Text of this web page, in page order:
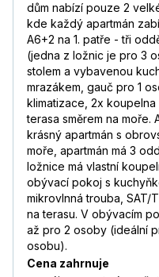
dům nabízí pouze 2
kde každý apartmán
A6+2 na 1. patře - tři
(jedna z ložnic je pro 3
stolem a vybavenou
mrazákem, gauč pro 1
klimatizace, 2x
terasa směrem na moře.
krásný apartmán s
moře, apartmán má 3
ložnice má vlastní
obývací pokoj s
mikrovlnná trouba, SAT/
na terasu. V obývacím
až pro 2 osoby (ideální
osobu).
Cena zahrnuje